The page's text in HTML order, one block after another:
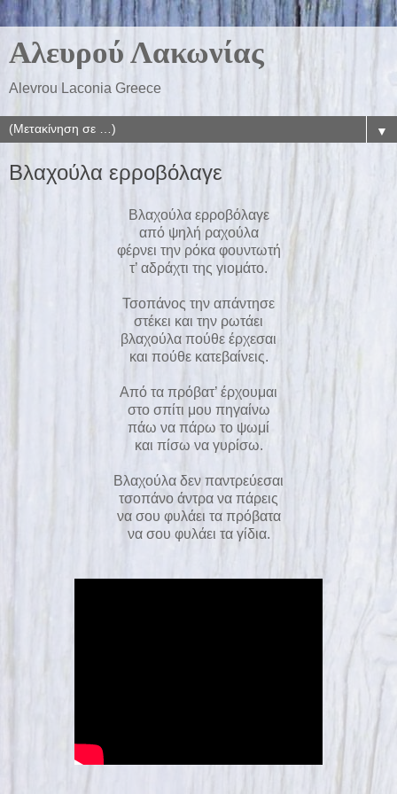
Αλευρού Λακωνίας
Alevrou Laconia Greece
▼
Βλαχούλα ερροβόλαγε
Βλαχούλα ερροβόλαγε
από ψηλή ραχούλα
φέρνει την ρόκα φουντωτή
τ’ αδράχτι της γιομάτο.
Τσοπάνος την απάντησε
στέκει και την ρωτάει
βλαχούλα πούθε έρχεσαι
και πούθε κατεβαίνεις.
Από τα πρόβατ’ έρχουμαι
στο σπίτι μου πηγαίνω
πάω να πάρω το ψωμί
και πίσω να γυρίσω.
Βλαχούλα δεν παντρεύεσαι
τσοπάνο άντρα να πάρεις
να σου φυλάει τα πρόβατα
να σου φυλάει τα γίδια.